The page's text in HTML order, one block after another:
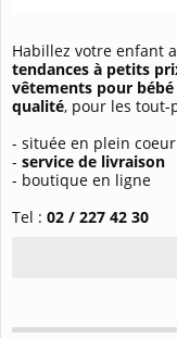
Habillez votre enfant
tendances à petits
vêtements pour bébé
qualité, pour les tout-
- située en plein
- service de livraison
- boutique en ligne
Tel : 02 / 227 42 30